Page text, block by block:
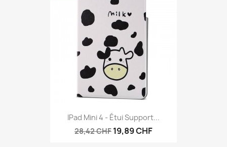
IPad Mini 4 - Étui Support...
28,42 CHF 19,89 CHF